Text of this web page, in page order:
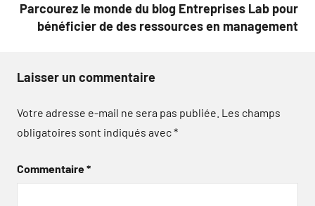
Parcourez le monde du blog Entreprises Lab pour
bénéficier de des ressources en management
Laisser un commentaire
Votre adresse e-mail ne sera pas publiée. Les champs
obligatoires sont indiqués avec*
Commentaire*